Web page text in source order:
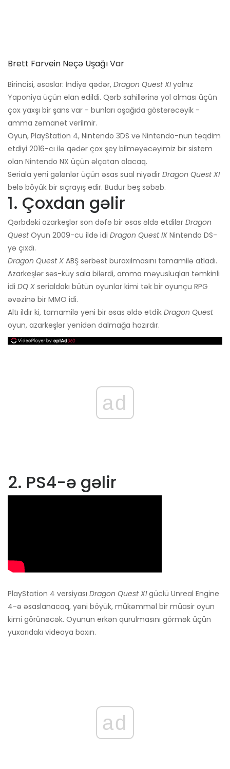
Brett Farvein Neçə Uşağı Var
Birincisi, əsaslar: İndiyə qədər, Dragon Quest XIyalnız
Yaponiya üçün elan edildi. Qərb sahillərinə yol alması üçün
çox yaxşı bir şans var - bunları aşağıda göstərəcəyik -
amma zəmanət verilmir.
Oyun, PlayStation 4, Nintendo 3DS və Nintendo-nun təqdim
etdiyi 2016-cı ilə qədər çox şey bilməyəcəyimiz bir sistem
olan Nintendo NX üçün əlçatan olacaq.
Seriala yeni gələnlər üçün əsas sual niyədir Dragon Quest XI
belə böyük bir sıçrayış edir. Budur beş səbəb.
1. Çoxdan gəlir
Qərbdəki azarkeşlər son dəfə bir əsas əldə etdilər Dragon
QuestOyun 2009-cu ildə idi Dragon Quest IX Nintendo DS-
yə çıxdı.
Dragon Quest X ABŞ sərbəst buraxılmasını tamamilə atladı.
Azarkeşlər səs-küy sala bilərdi, amma məyusluqları təmkinli
idi DQ X serialdakı bütün oyunlar kimi tək bir oyunçu RPG
əvəzinə bir MMO idi.
Altı ildir ki, tamamilə yeni bir əsas əldə etdik Dragon Quest
oyun, azarkeşlər yenidən dalmağa hazırdır.
ad
2. PS4-ə gəlir
PlayStation 4 versiyası Dragon Quest XIgüclü Unreal Engine
4-ə əsaslanacaq, yəni böyük, mükəmməl bir müasir oyun
kimi görünəcək. Oyunun erkən qurulmasını görmək üçün
yuxarıdakı videoya baxın.
ad